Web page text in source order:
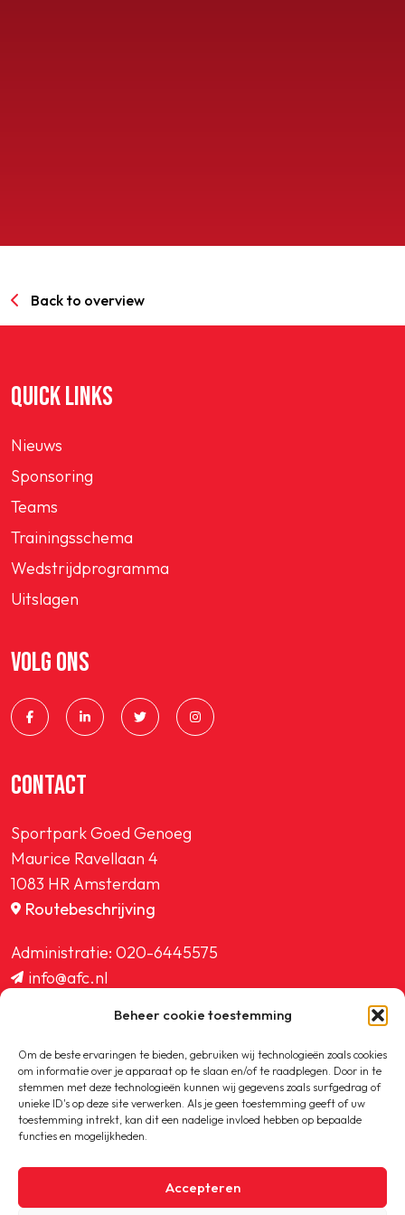
Beheer cookie toestemming
Om de beste ervaringen te bieden, gebruiken wij technologieën zoals cookies
om informatie over je apparaat op te slaan en/of te raadplegen. Door in te
stemmen met deze technologieën kunnen wij gegevens zoals surfgedrag of
unieke ID's op deze site verwerken. Als je geen toestemming geeft of uw
toestemming intrekt, kan dit een nadelige invloed hebben op bepaalde
functies en mogelijkheden.
Accepteren
Back to overview
QUICK LINKS
Nieuws
Sponsoring
Teams
Trainingsschema
Wedstrijdprogramma
Uitslagen
VOLG ONS
CONTACT
Sportpark Goed Genoeg
Maurice Ravellaan 4
1083 HR Amsterdam
Routebeschrijving
Administratie: 020-6445575
info@afc.nl
ledenadministratie@afc.nl
Copyright © 2020-2026 AFC